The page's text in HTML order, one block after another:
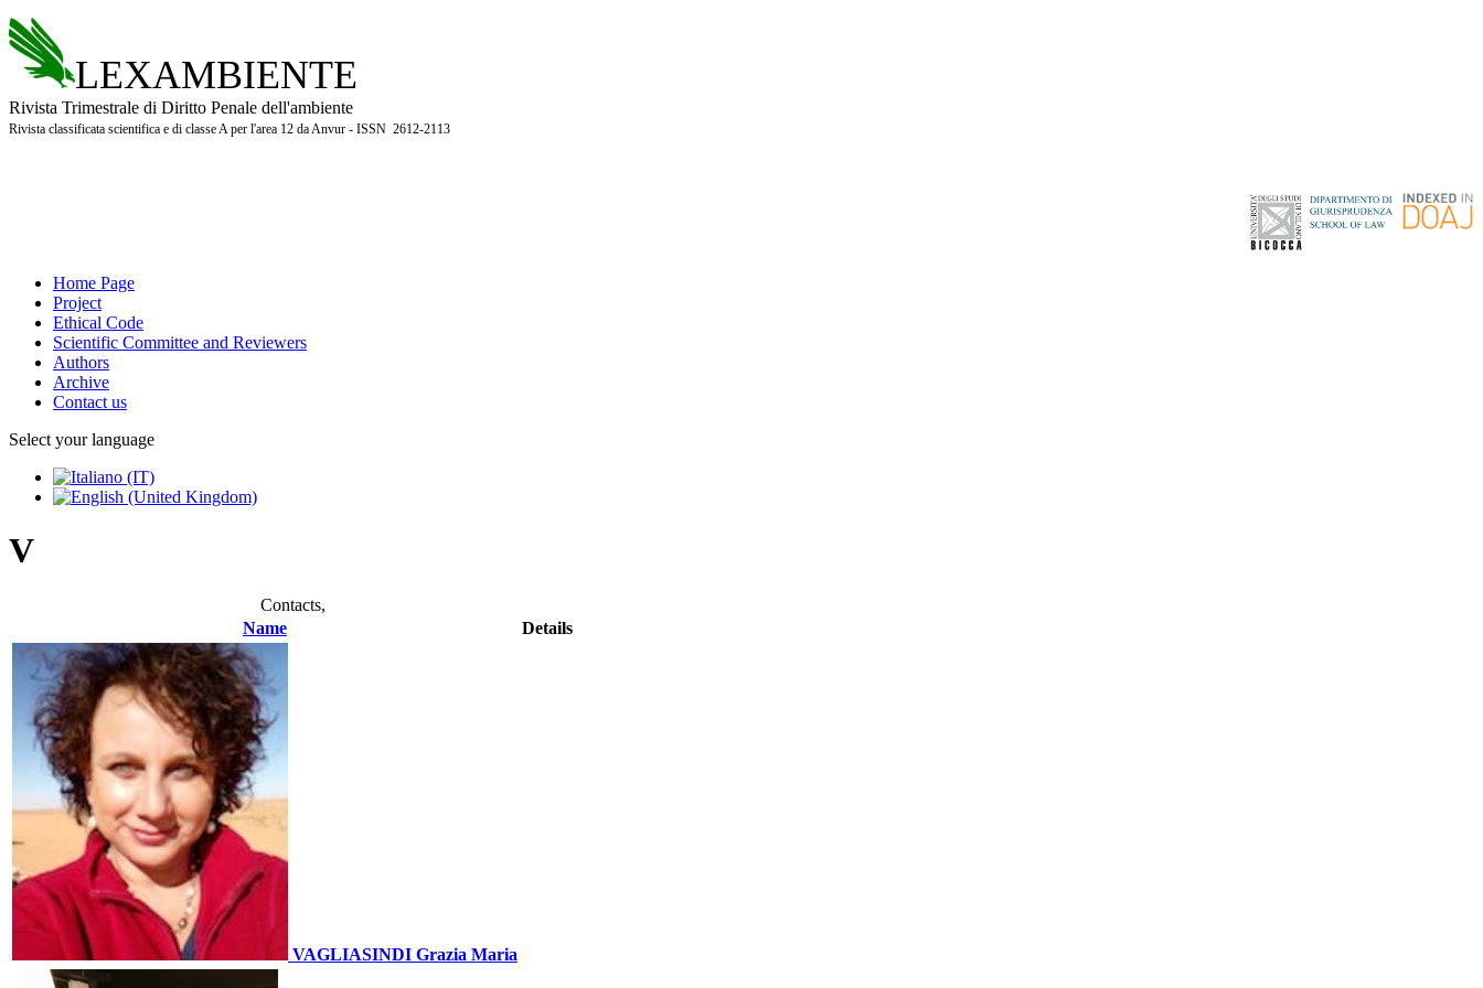
LEXAMBIENTE
Rivista Trimestrale di Diritto Penale dell'ambiente
Rivista classificata scientifica e di classe A per l'area 12 da Anvur - ISSN 2612-2113
Home Page
Project
Ethical Code
Scientific Committee and Reviewers
Authors
Archive
Contact us
Select your language
V
Contacts,
Name
Details
VAGLIASINDI Grazia Maria